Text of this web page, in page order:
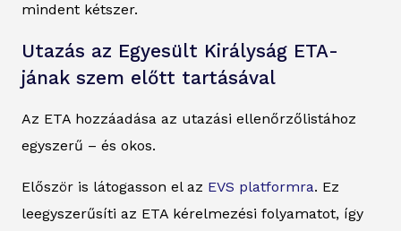
mindent kétszer.
Utazás az Egyesült Királyság ETA-
jának szem előtt tartásával
Az ETA hozzáadása az utazási ellenőrzőlistához
egyszerű – és okos.
Először is látogasson el az EVS platformra. Ez
leegyszerűsíti az ETA kérelmezési folyamatot, így